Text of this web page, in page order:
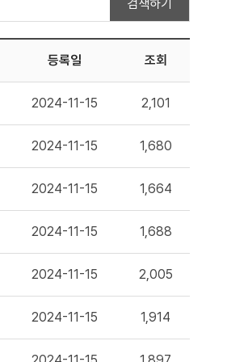
검색하기
등록일 조회
2024-11-15 2,101
2024-11-15 1,680
2024-11-15 1,664
2024-11-15 1,688
2024-11-15 2,005
2024-11-15 1,914